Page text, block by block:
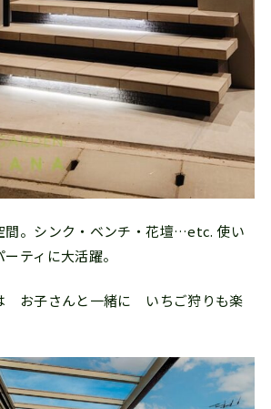
間。シンク・ベンチ・花壇…etc. 使い
ティに大活躍。
お子さんと一緒に いちご狩りも楽